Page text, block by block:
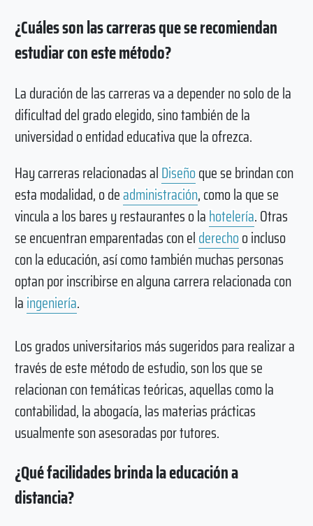
¿Cuáles son las carreras que se recomiendan
estudiar con este método?
La duración de las carreras va a depender no solo de la
dificultad del grado elegido, sino también de la
universidad o entidad educativa que la ofrezca.
Hay carreras relacionadas alDiseñoque se brindan con
esta modalidad, o deadministración, como la que se
vincula a los bares y restaurantes o lahotelería. Otras
se encuentran emparentadas con elderechoo incluso
con la educación, así como también muchas personas
optan por inscribirse en alguna carrera relacionada con
laingeniería.
Los grados universitarios más sugeridos para realizar a
través de este método de estudio, son los que se
relacionan con temáticas teóricas, aquellas como la
contabilidad, la abogacía, las materias prácticas
usualmente son asesoradas por tutores.
¿Qué facilidades brinda la educación a
distancia?